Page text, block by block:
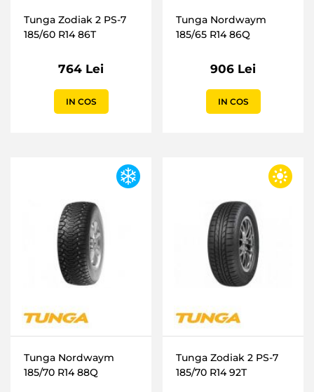
Tunga Zodiak 2 PS-7
185/60 R14 86T
764 Lei
IN COS
Tunga Nordwaym
185/65 R14 86Q
906 Lei
IN COS
Tunga Nordwaym
185/70 R14 88Q
Tunga Zodiak 2 PS-7
185/70 R14 92T